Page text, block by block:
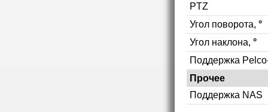
PTZ
Угол поворота, °
Угол наклона, °
Поддержка
Прочее
Поддержка NAS